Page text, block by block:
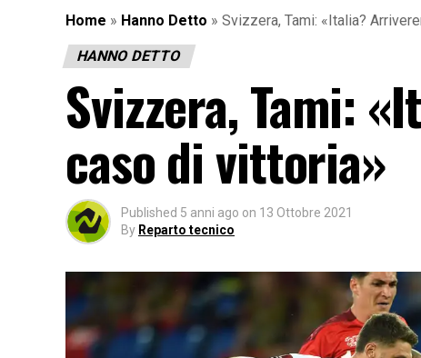
Home » Hanno Detto » Svizzera, Tami: «Italia?
HANNO DETTO
Svizzera, Tami:
caso di vittoria»
Published 5 anni ago on 13 Ottobre 2021
By Reparto tecnico